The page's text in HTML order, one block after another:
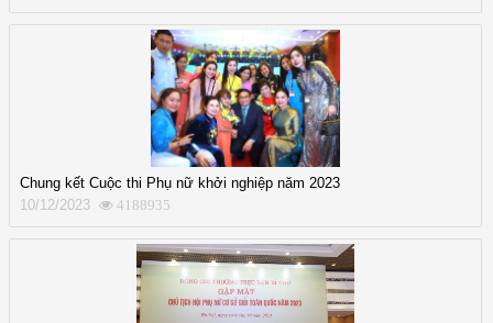
Chung kết Cuộc thi Phụ nữ khởi nghiệp năm 2023
10/12/2023
4188935